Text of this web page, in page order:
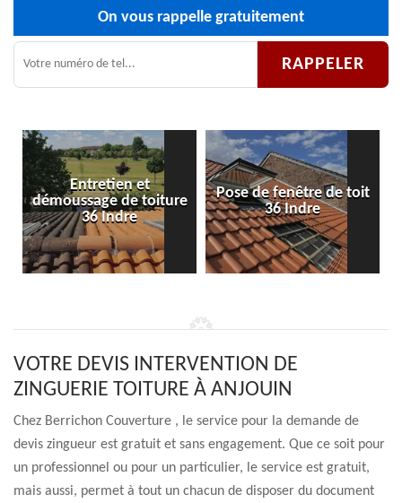
On vous rappelle gratuitement
Entretien et
démoussage de toiture
36 Indre
Pose de fenêtre de toit
36 Indre
VOTRE DEVIS INTERVENTION DE
ZINGUERIE TOITURE À ANJOUIN
Chez Berrichon Couverture , le service pour la demande de
devis zingueur est gratuit et sans engagement. Que ce soit pour
un professionnel ou pour un particulier, le service est gratuit,
mais aussi, permet à tout un chacun de disposer du document